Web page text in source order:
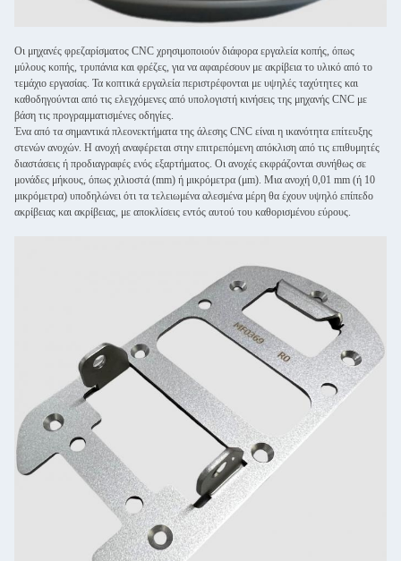
Οι μηχανές φρεζαρίσματος CNC χρησιμοποιούν διάφορα εργαλεία κοπής, όπως
μύλους κοπής, τρυπάνια και φρέζες, για να αφαιρέσουν με ακρίβεια το υλικό από το
τεμάχιο εργασίας. Τα κοπτικά εργαλεία περιστρέφονται με υψηλές ταχύτητες και
καθοδηγούνται από τις ελεγχόμενες από υπολογιστή κινήσεις της μηχανής CNC με
βάση τις προγραμματισμένες οδηγίες.
Ένα από τα σημαντικά πλεονεκτήματα της άλεσης CNC είναι η ικανότητα επίτευξης
στενών ανοχών. Η ανοχή αναφέρεται στην επιτρεπόμενη απόκλιση από τις επιθυμητές
διαστάσεις ή προδιαγραφές ενός εξαρτήματος. Οι ανοχές εκφράζονται συνήθως σε
μονάδες μήκους, όπως χιλιοστά (mm) ή μικρόμετρα (μm). Μια ανοχή 0,01 mm (ή 10
μικρόμετρα) υποδηλώνει ότι τα τελειωμένα αλεσμένα μέρη θα έχουν υψηλό επίπεδο
ακρίβειας και ακρίβειας, με αποκλίσεις εντός αυτού του καθορισμένου εύρους.